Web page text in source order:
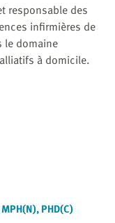
responsable des
infirmières de
le domaine
à domicile.
PHD(C)